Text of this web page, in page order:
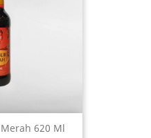
620 Ml